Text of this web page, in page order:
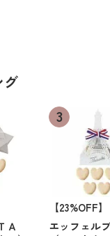
グ
Ａ
【23%OFF】
エッフェル